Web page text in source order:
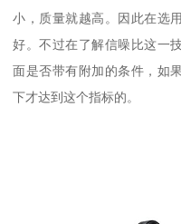
小，质量就越高。因此在选
好。不过在了解信噪比这一
面是否带有附加的条件，如
下才达到这个指标的。